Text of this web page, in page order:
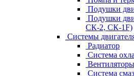
Подушки
Подушки
СК-2, СК-1F)
Системы
Радиатор
Система
Система